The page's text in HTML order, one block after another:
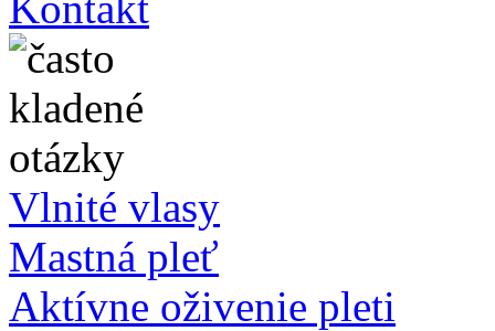
Vlnité vlasy
Mastná pleť
Aktívne oživenie pleti